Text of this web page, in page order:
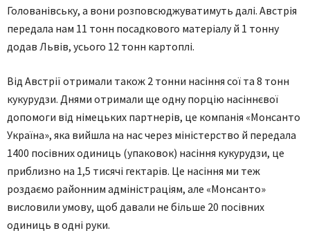
Голованівську, а вони розповсюджуватимуть далі. Австрія
передала нам 11 тонн посадкового матеріалу й 1 тонну
додав Львів, усього 12 тонн картоплі.
Від Австрії отримали також 2 тонни насіння сої та 8 тонн
кукурудзи. Днями отримали ще одну порцію насіннєвої
допомоги від німецьких партнерів, це компанія «Монсанто
Україна», яка вийшла на нас через міністерство й передала
1400 посівних одиниць (упаковок) насіння кукурудзи, це
приблизно на 1,5 тисячі гектарів. Це насіння ми теж
роздаємо районним адміністраціям, але «Монсанто»
висловили умову, щоб давали не більше 20 посівних
одиниць в одні руки.